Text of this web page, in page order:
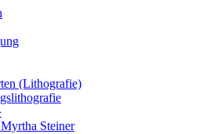
(Lithografie)
Steiner